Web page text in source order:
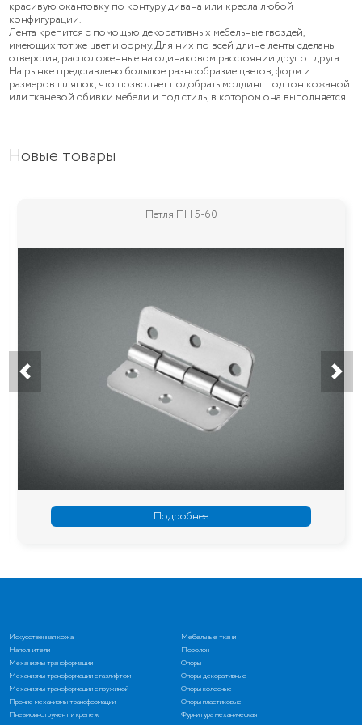
красивую окантовку по контуру дивана или кресла любой
конфигурации.
Лента крепится с помощью декоративных мебельные гвоздей,
имеющих тот же цвет и форму. Для них по всей длине ленты сделаны
отверстия, расположенные на одинаковом расстоянии друг от друга.
На рынке представлено большое разнообразие цветов, форм и
размеров шляпок, что позволяет подобрать молдинг под тон кожаной
или тканевой обивки мебели и под стиль, в котором она выполняется.
Новые товары
Искусственная кожа
Мебельные ткани
Наполнители
Поролон
Механизмы трансформации
Механизмы трансформации с газлифтом
Механизмы трансформации с пружиной
Прочие механизмы трансформации
Опоры
Опоры декоративные
Опоры колесные
Опоры пластиковые
Пневмоинструмент и крепеж
Фурнитура механическая